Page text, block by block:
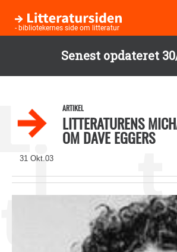
Senest opdateret
- bibliotekernes side om litteratur
31 Okt.03
ARTIKEL
LITTERATURENS
OM DAVE EGGERS